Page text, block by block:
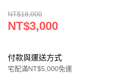
NT$18,000
NT$3,000
付款與運送方式
宅配滿NT$5,000免運